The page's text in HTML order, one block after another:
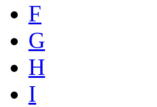
F
G
H
I